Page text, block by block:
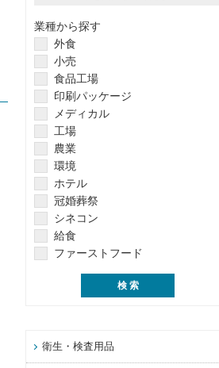
業種から探す
外食
小売
食品工場
印刷パッケージ
メディカル
工場
農業
環境
ホテル
冠婚葬祭
シネコン
給食
ファーストフード
衛生・検査用品